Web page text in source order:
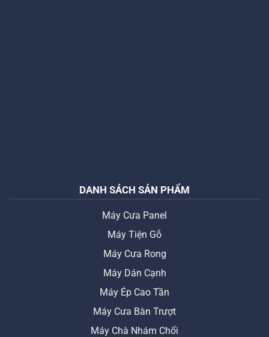
DANH SÁCH SẢN PHẨM
Máy Cưa Panel
Máy Tiện Gỗ
Máy Cưa Rong
Máy Dán Cạnh
Máy Ép Cao Tần
Máy Cưa Bàn Trượt
Máy Chà Nhám Chổi